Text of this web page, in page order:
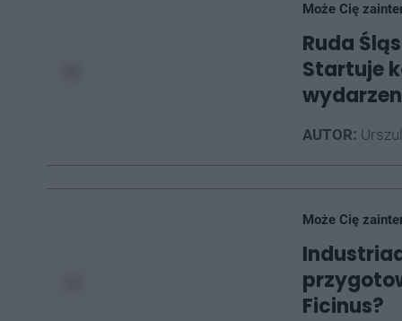
Może Cię
Ruda
Startuje
AUTOR:
Może Cię
Ficinus?